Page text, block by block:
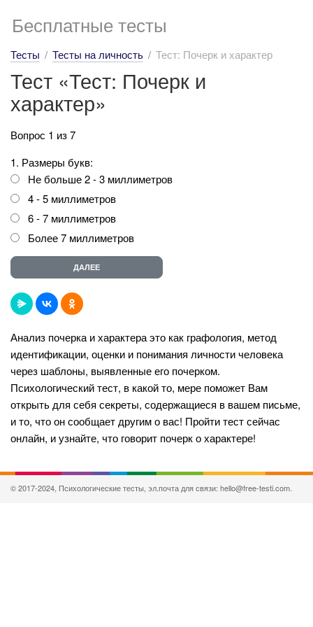
Бесплатные тесты
Тесты Тесты на личность Тест: Почерк и характер
Тест «Тест: Почерк и
характер»
Вопрос 1 из 7
1. Размеры букв:
Не больше 2 - 3 миллиметров
4 - 5 миллиметров
6 - 7 миллиметров
Более 7 миллиметров
Анализ почерка и характера это как графология, метод
идентификации, оценки и понимания личности человека
через шаблоны, выявленные его почерком.
Психологический тест, в какой то, мере поможет Вам
открыть для себя секреты, содержащиеся в вашем письме,
и то, что он сообщает другим о вас! Пройти тест сейчас
онлайн, и узнайте, что говорит почерк о характере!
© 2017-2024, Психологические тесты, эл.почта для связи: hello@free-testi.com.